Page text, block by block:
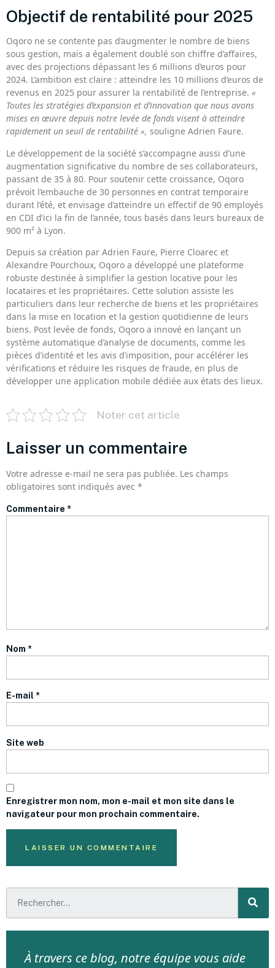
Objectif de rentabilité pour 2025
Oqoro ne se contente pas d’augmenter le nombre de biens
sous gestion, mais a également doublé son chiffre d’affaires,
avec des projections dépassant les 6 millions d’euros pour
2024. L’ambition est claire : atteindre les 10 millions d’euros de
revenus en 2025 pour assurer la rentabilité de l’entreprise. «
Toutes les stratégies d’expansion et d’innovation que nous avons
mises en œuvre depuis notre levée de fonds visent à atteindre
rapidement un seuil de rentabilité », souligne Adrien Faure.
Le développement de la société s’accompagne aussi d’une
augmentation significative du nombre de ses collaborateurs,
passant de 35 à 80. Pour soutenir cette croissance, Oqoro
prévoit l’embauche de 30 personnes en contrat temporaire
durant l’été, et envisage d’atteindre un effectif de 90 employés
en CDI d’ici la fin de l’année, tous basés dans leurs bureaux de
900 m² à Lyon.
Depuis sa création par Adrien Faure, Pierre Cloarec et
Alexandre Pourchoux, Oqoro a développé une plateforme
robuste destinée à simplifier la gestion locative pour les
locataires et les propriétaires. Cette solution assiste les
particuliers dans leur recherche de biens et les propriétaires
dans la mise en location et la gestion quotidienne de leurs
biens. Post levée de fonds, Oqoro a innové en lançant un
système automatique d’analyse de documents, comme les
pièces d’identité et les avis d’imposition, pour accélérer les
vérifications et réduire les risques de fraude, en plus de
développer une application mobile dédiée aux états des lieux.
Noter cet article
Laisser un commentaire
Votre adresse e-mail ne sera pas publiée. Les champs
obligatoires sont indiqués avec *
Commentaire *
Nom *
E-mail *
Site web
Enregistrer mon nom, mon e-mail et mon site dans le
navigateur pour mon prochain commentaire.
À travers ce blog, notre équipe vous aide